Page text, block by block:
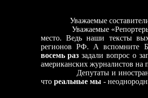
Уважаемые составители
Уважаемые
место. Ведь наши тексты
регионов РФ. А вспомните
восемь раз задали вопрос о
американских журналистов
Депутаты и
что реальные мы -